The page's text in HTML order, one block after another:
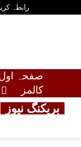
رابطہ
صفحہ
کالمز
بریکنگ نیوز